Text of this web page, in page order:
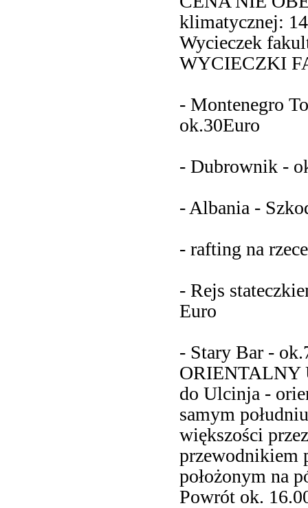
klimatycznej: 14
Wycieczek
WYCIECZKI
- Montenegro
ok.30Euro
- Dubrownik -
- Albania -
- rafting na
- Rejs
Euro
- Stary Bar -
ORIENTALNY
do Ulcinja -
samym
większości
przewodnikiem
położonym na
Powrót ok.